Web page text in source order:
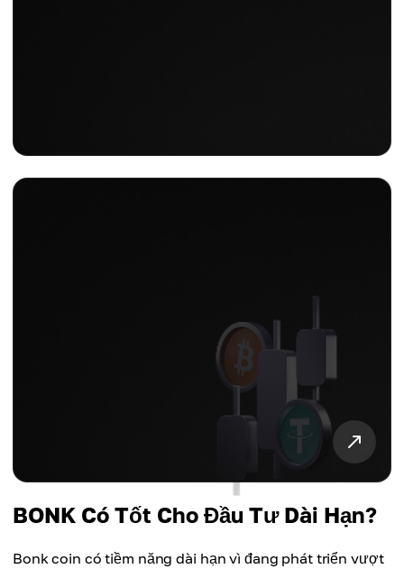
BONK Có Tốt Cho Đầu Tư Dài Hạn?
Bonk coin có tiềm năng dài hạn vì đang phát triển vượt